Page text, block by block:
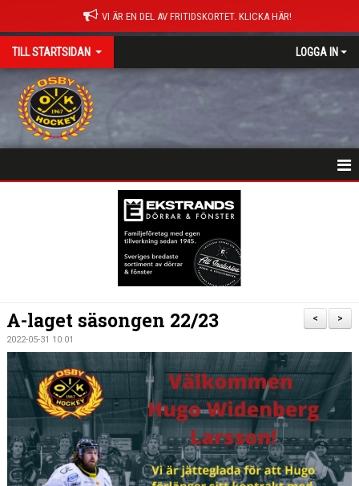
VI ÄR EN DEL AV FRITIDSKORTET. KLICKA HÄR!
TILL STARTSIDAN LOGGA IN
DOKUMENT
OSBY 50 ÅR URKLIPP
MEDLEMMAR
>
<
A-laget säsongen 22/23
2022-05-31 10:01